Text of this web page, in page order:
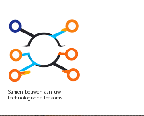
Samen bouwen aan uw
technologische toekomst